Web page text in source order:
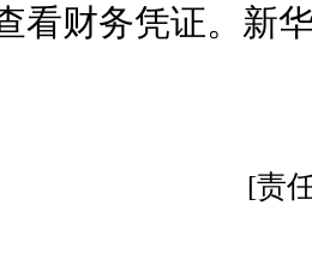
看财务凭证。新
[责